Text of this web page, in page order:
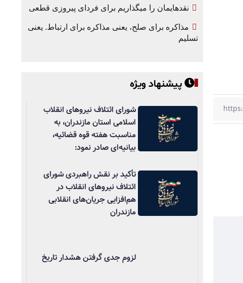
نقدهایمان را میگذاریم برای فردای پیروزی قطعی
مذاکره برای صلح، یعنی مذاکره برای ارتباط. یعنی
تسلیم
پیشنهاد ویژه
شورای ائتلاف نیروهای انقلاب
اسلامی استان مازندران، به
مناسبت هفته قوه قضائیه،
بیانیه‌ای صادر نمود:
تأکید بر نقش راهبردی شورای
ائتلاف نیروهای انقلاب در
هم‌افزایی جریان‌های انقلابی
مازندران
لزوم جدی گرفتن هشدار تاریخ